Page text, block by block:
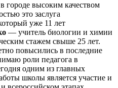
городе высоким качеством
это заслуга
уже 11 лет
— учитель биологии и химии
стажем свыше 25 лет.
повысились в последние
роли педагога в
одним из главных
школы является участие и